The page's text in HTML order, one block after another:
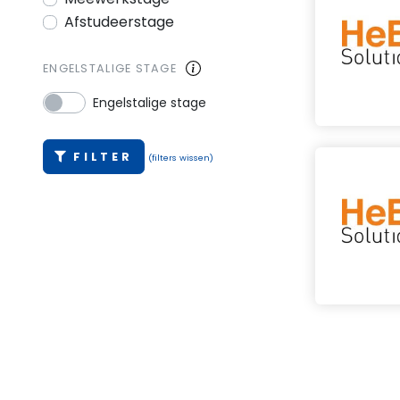
Afstudeerstage
ENGELSTALIGE STAGE
Engelstalige stage
FILTER (filters wissen)